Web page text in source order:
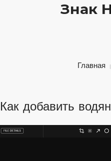
Знак
Главная
Как добавить